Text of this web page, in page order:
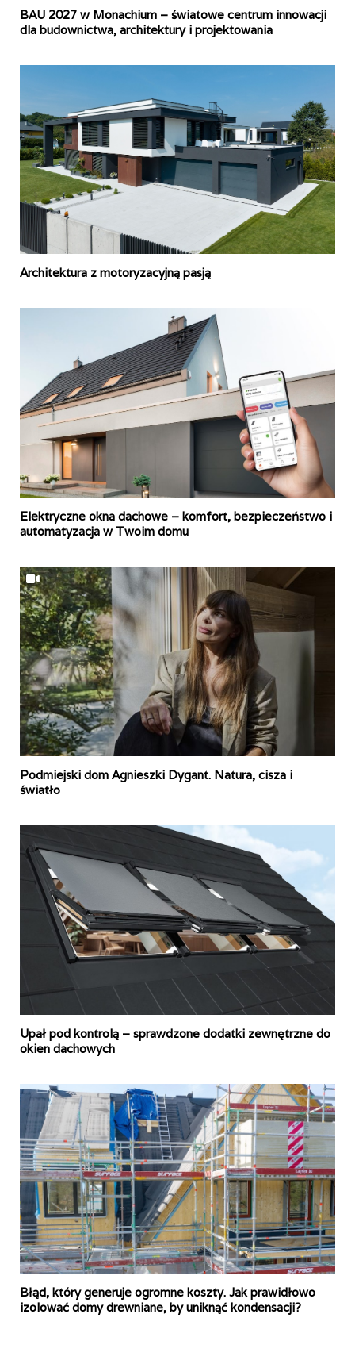
BAU 2027 w Monachium – światowe centrum innowacji
dla budownictwa, architektury i projektowania
Architektura z motoryzacyjną pasją
Elektryczne okna dachowe – komfort, bezpieczeństwo i
automatyzacja w Twoim domu
Podmiejski dom Agnieszki Dygant. Natura, cisza i
światło
Upał pod kontrolą – sprawdzone dodatki zewnętrzne do
okien dachowych
Błąd, który generuje ogromne koszty. Jak prawidłowo
izolować domy drewniane, by uniknąć kondensacji?